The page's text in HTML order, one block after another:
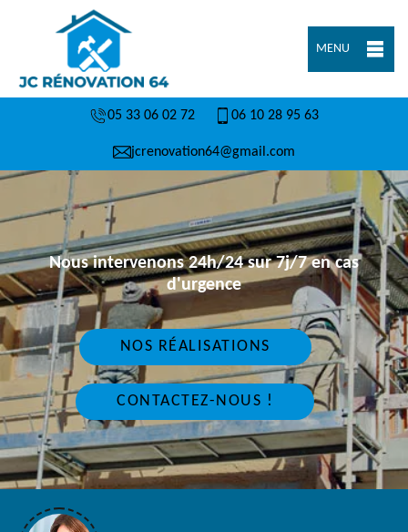
MENU
05 33 06 02 72 06 10 28 95 63
jcrenovation64@gmail.com
Nous intervenons 24h/24 sur 7j/7 en cas
d'urgence
NOS RÉALISATIONS
CONTACTEZ-NOUS !